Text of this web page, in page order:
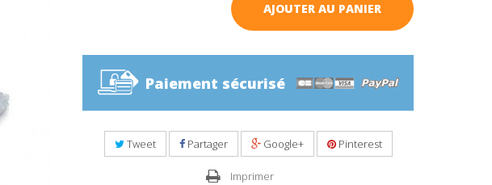
AJOUTER AU PANIER
Paiement sécurisé
Tweet Partager Google+ Pinterest
Imprimer